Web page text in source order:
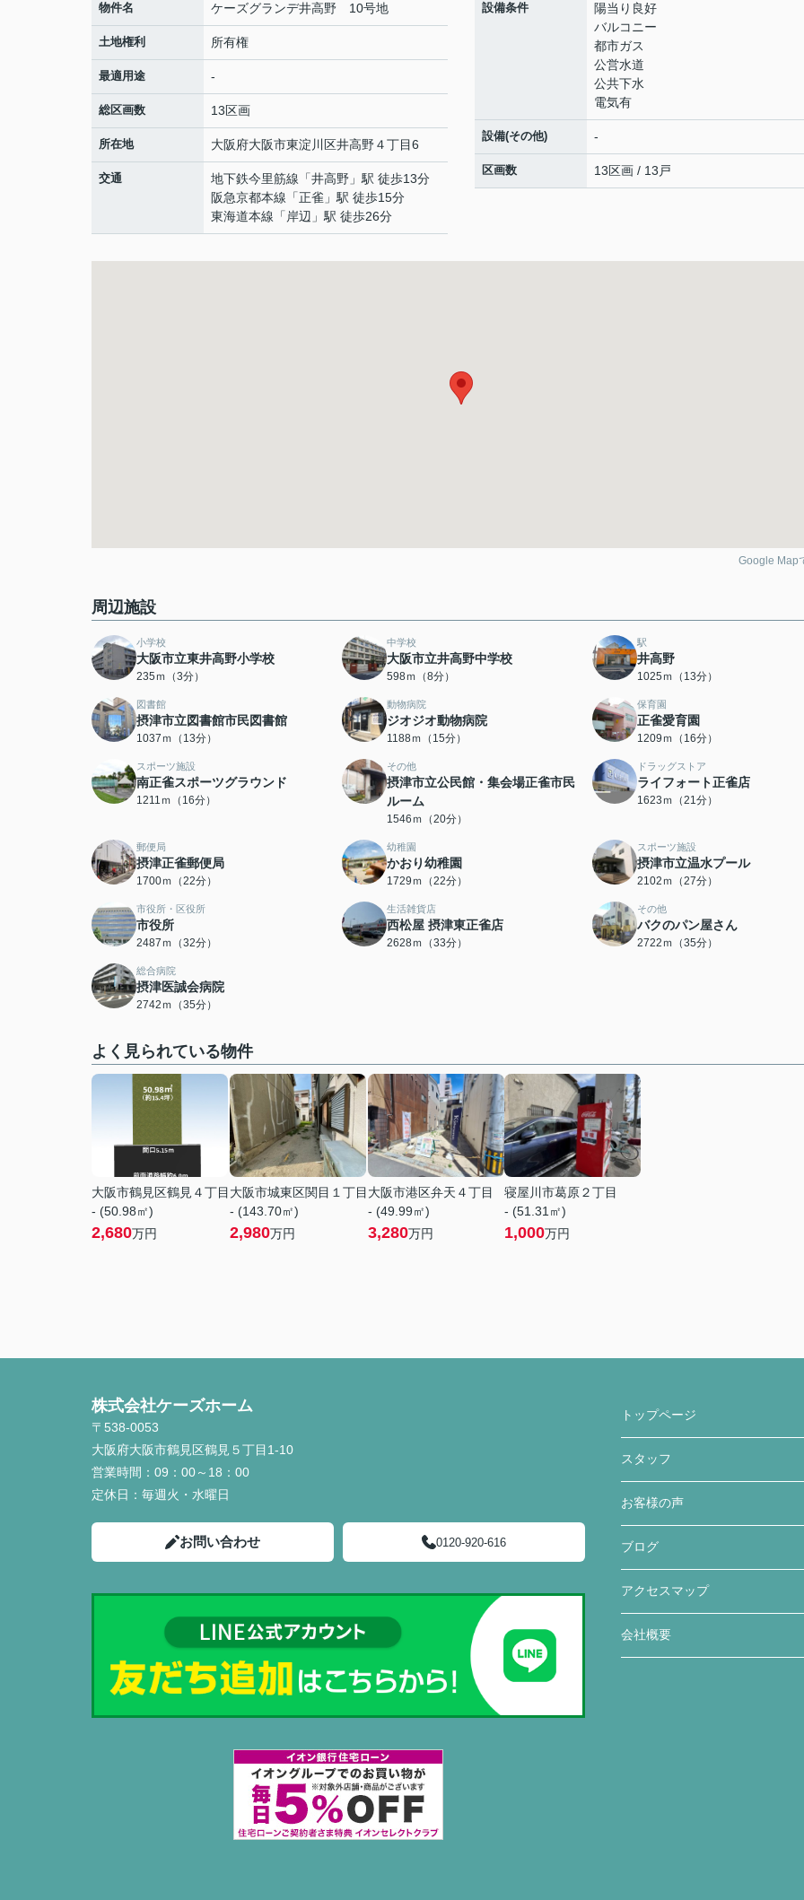
物件名 ケーズグランデ井高野 10号地
土地権利 所有権
最適用途 -
総区画数 13区画
所在地 大阪府大阪市東淀川区井高野４丁目6
交通 地下鉄今里筋線 「井高野 」駅 徒歩13分
阪急京都本線 「正雀 」駅 徒歩15分
東海道本線 「 岸辺 」駅 徒歩26分
設備条件
陽当り良好
バルコニー
都市ガス
公営水道
公共下水
電気有
設備(その他) -
区画数 13区画 / 13戸
Google Map
周辺施設
小学校
大阪市立東井高野小学校
235ｍ（3分）
中学校
大阪市立井高野中学校
598ｍ（8分）
駅
井高野
1025ｍ（13分）
図書館
摂津市立図書館市民図書館
1037ｍ（13分）
動物病院
ジオジオ動物病院
1188ｍ（15分）
保育園
正雀愛育園
1209ｍ（16分）
スポーツ施設
南正雀スポーツグラウンド
1211ｍ（16分）
その他
摂津市立公民館・集会場正雀市民
ルーム
1546ｍ（20分）
ドラッグストア
ライフォート正雀店
1623ｍ（21分）
郵便局
摂津正雀郵便局
1700ｍ（22分）
幼稚園
かおり幼稚園
1729ｍ（22分）
スポーツ施設
摂津市立温水プール
2102ｍ（27分）
市役所・区役所
市役所
2487ｍ（32分）
生活雑貨店
西松屋 摂津東正雀店
2628ｍ（33分）
その他
バクのパン屋さん
2722ｍ（35分）
総合病院
摂津医誠会病院
2742ｍ（35分）
よく見られている物件
大阪市鶴見区鶴見４丁目
- (50.98㎡)
2,680万円
大阪市城東区関目１丁目
- (143.70㎡)
2,980万円
大阪市港区弁天４丁目
- (49.99㎡)
3,280万円
寝屋川市葛原２丁目
- (51.31㎡)
1,000万円
株式会社ケーズホーム
〒538-0053
大阪府大阪市鶴見区鶴見５丁目1-10
営業時間： 09：00～18：00
定休日： 毎週火・水曜日
お問い合わせ 0120-920-616
トップページ
スタッフ
お客様の声
ブログ
アクセスマップ
会社概要